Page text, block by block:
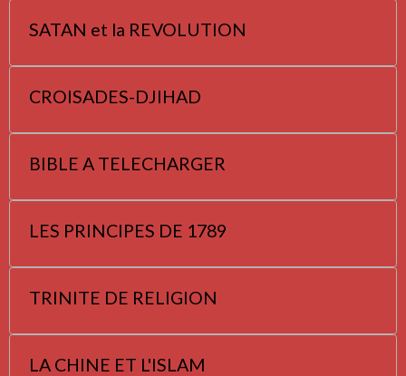
SATAN et la REVOLUTION
CROISADES-DJIHAD
BIBLE A TELECHARGER
LES PRINCIPES DE 1789
TRINITE DE RELIGION
LA CHINE ET L'ISLAM